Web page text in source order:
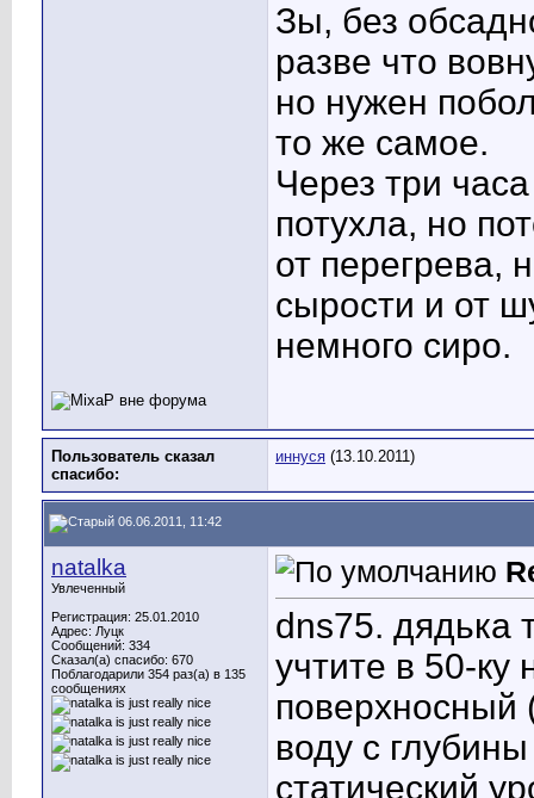
Зы, без
разве что
но нужен
то же самое.
Через три
потухла, но
от перегрева,
сырости и от
немного сиро.
Пользователь сказал
cпасибо:
иннуся (13.10.2011)
06.06.2011, 11:42
natalka
Увлеченный
Регистрация: 25.01.2010
Адрес: Луцк
Сообщений: 334
Сказал(а) спасибо: 670
Поблагодарили 354 раз(а) в 135
сообщениях
dns75. дядька
учтите в 50-ку
поверхносный
воду с
статический